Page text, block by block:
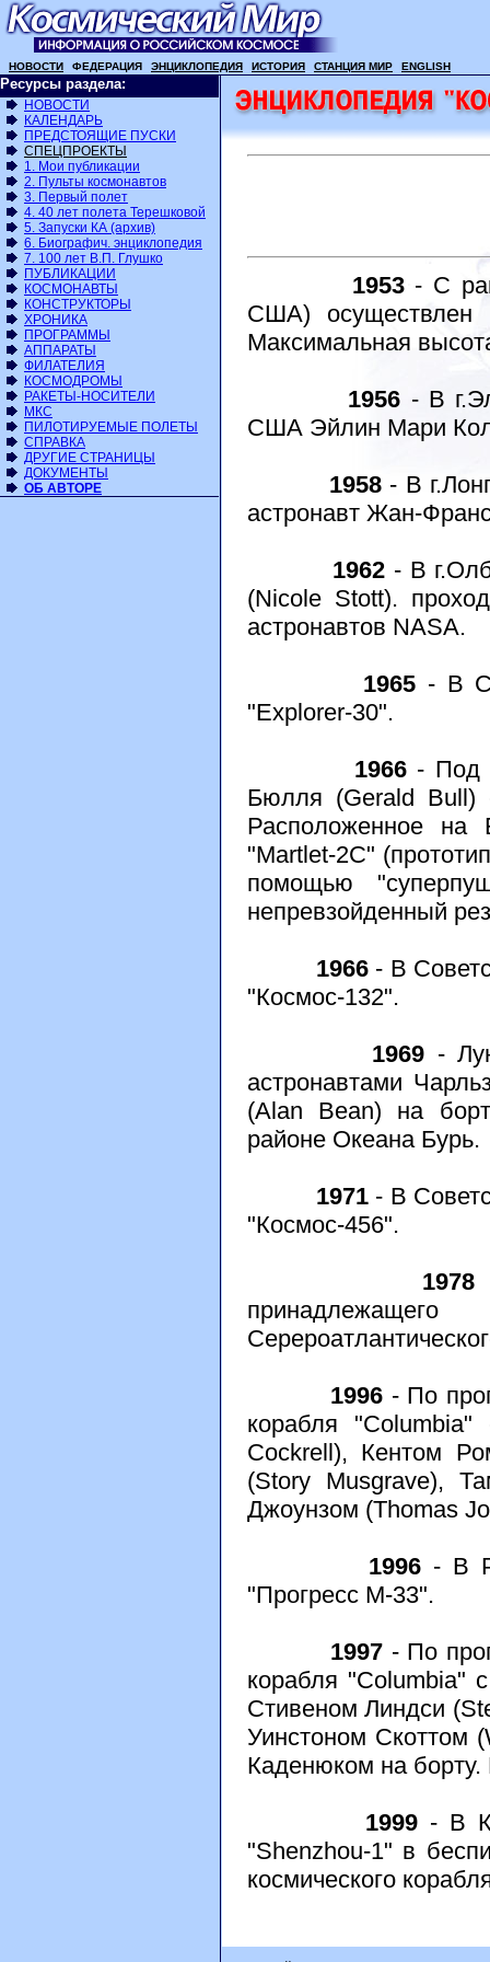
НОВОСТИ ФЕДЕРАЦИЯ ЭНЦИКЛОПЕДИЯ ИСТОРИЯ СТАНЦИЯ МИР ENGLISH
Ресурсы раздела:
НОВОСТИ
КАЛЕНДАРЬ
ПРЕДСТОЯЩИЕ ПУСКИ
СПЕЦПРОЕКТЫ
1. Мои публикации
2. Пульты космонавтов
3. Первый полет
4. 40 лет полета Терешковой
5. Запуски КА (архив)
6. Биографич. энциклопедия
7. 100 лет В.П. Глушко
ПУБЛИКАЦИИ
КОСМОНАВТЫ
КОНСТРУКТОРЫ
ХРОНИКА
ПРОГРАММЫ
АППАРАТЫ
ФИЛАТЕЛИЯ
КОСМОДРОМЫ
РАКЕТЫ-НОСИТЕЛИ
МКС
ПИЛОТИРУЕМЫЕ ПОЛЕТЫ
СПРАВКА
ДРУГИЕ СТРАНИЦЫ
ДОКУМЕНТЫ
ОБ АВТОРЕ
1953- С
США) осуществлен
Максимальная
1956 - В
США Эйлин Мари
1958- В
астронавт Жан-
1962- В
(Nicole Stott).
астронавтов NASA.
1965 - В
"Explorer-30".
1966- Под
Бюлля (Gerald Bull)
Расположенное на
"Martlet-2C"
помощью
непревзойденный
1966- В
"Космос-132".
1969 -
астронавтами
(Alan Bean) на
районе Океана Бурь.
1971- В
"Космос-456".
1978
1996- По
корабля
Cockrell), Кентом
(Story Musgrave),
Джоунзом (Thomas
1996- В
"Прогресс М-33".
1997- По
корабля "Columbia"
Стивеном Линдси
Уинстоном Скоттом
Каденюком на борту.
1999 - В
"Shenzhou-1" в
космического